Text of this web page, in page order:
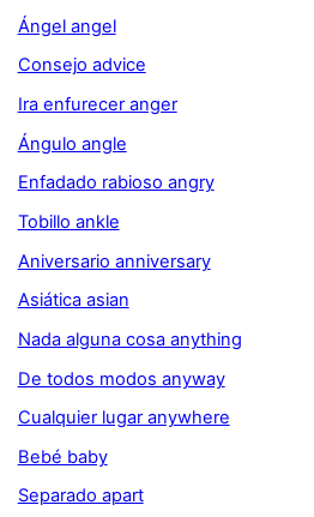
Ángel angel
Consejo advice
Ira enfurecer anger
Ángulo angle
Enfadado rabioso angry
Tobillo ankle
Aniversario anniversary
Asiática asian
Nada alguna cosa anything
De todos modos anyway
Cualquier lugar anywhere
Bebé baby
Separado apart